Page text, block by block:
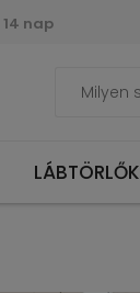
14 nap
LÁBTÖRLŐK